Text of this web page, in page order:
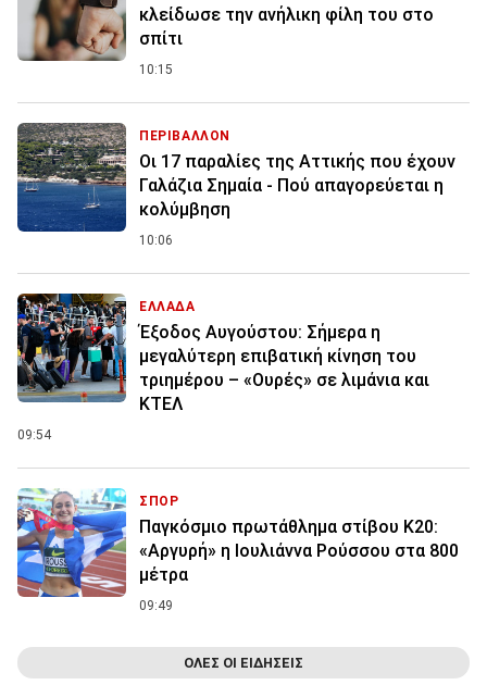
κλείδωσε την ανήλικη φίλη του στο
σπίτι
10:15
ΠΕΡΙΒΑΛΛΟΝ
Οι 17 παραλίες της Αττικής που έχουν
Γαλάζια Σημαία - Πού απαγορεύεται η
κολύμβηση
10:06
ΕΛΛΑΔΑ
Έξοδος Αυγούστου: Σήμερα η
μεγαλύτερη επιβατική κίνηση του
τριημέρου – «Ουρές» σε λιμάνια και
ΚΤΕΛ
09:54
ΣΠΟΡ
Παγκόσμιο πρωτάθλημα στίβου Κ20:
«Αργυρή» η Ιουλιάννα Ρούσσου στα 800
μέτρα
09:49
ΟΛΕΣ ΟΙ ΕΙΔΗΣΕΙΣ